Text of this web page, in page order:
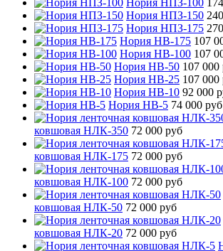
Нория НПЗ-100
Нория НПЗ-150
Нория НПЗ-175
Нория НВ-175 107
Нория НВ-100 107
Нория НВ-50 107 000
Нория НВ-25 107 000
Нория НВ-10 92 000
Нория НВ-5 74 000 руб
ковшовая НЛК-350 72 000 руб
ковшовая НЛК-175 72 000 руб
ковшовая НЛК-100 72 000 руб
ковшовая НЛК-50 72 000 руб
ковшовая НЛК-20 72 000 руб